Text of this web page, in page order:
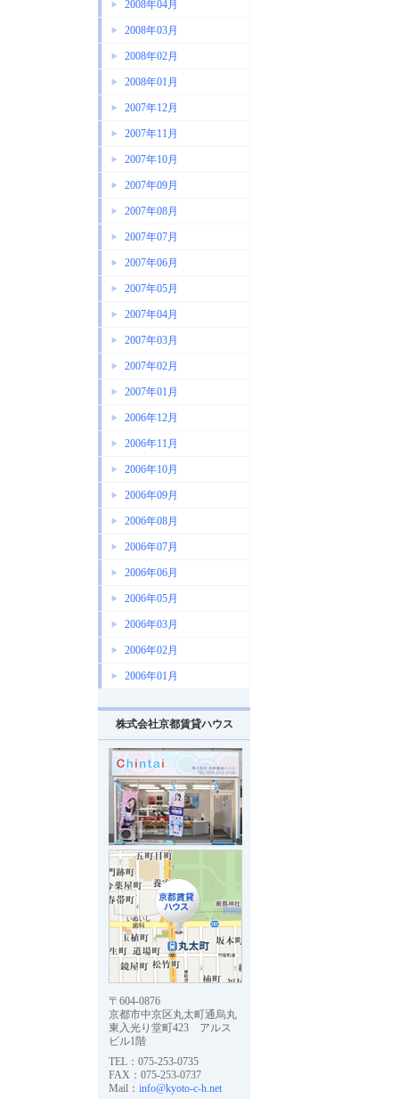
2008年04月
2008年03月
2008年02月
2008年01月
2007年12月
2007年11月
2007年10月
2007年09月
2007年08月
2007年07月
2007年06月
2007年05月
2007年04月
2007年03月
2007年02月
2007年01月
2006年12月
2006年11月
2006年10月
2006年09月
2006年08月
2006年07月
2006年06月
2006年05月
2006年03月
2006年02月
2006年01月
株式会社京都賃貸ハウス
〒604-0876
京都市中京区丸太町通烏丸
東入光り堂町423 アルス
ビル1階
TEL：075-253-0735
FAX：075-253-0737
Mail： info@kyoto-c-h.net